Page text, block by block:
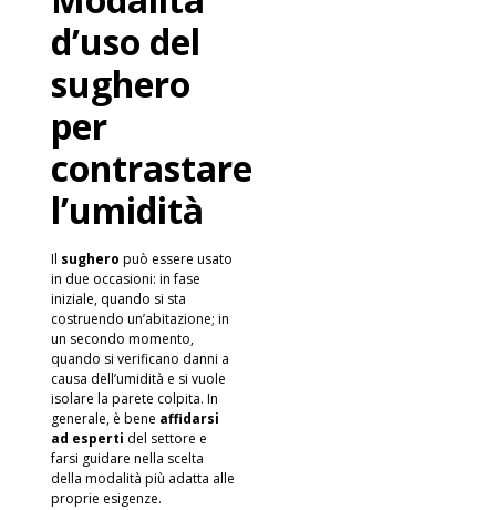
d’uso del
sughero
per
contrastare
l’umidità
Il sughero può essere usato
in due occasioni: in fase
iniziale, quando si sta
costruendo un’abitazione; in
un secondo momento,
quando si verificano danni a
causa dell’umidità e si vuole
isolare la parete colpita. In
generale, è bene affidarsi
ad esperti del settore e
farsi guidare nella scelta
della modalità più adatta alle
proprie esigenze.